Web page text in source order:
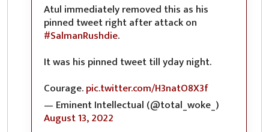
Atul immediately removed this as his
pinned tweet right after attack on
#SalmanRushdie.
It was his pinned tweet till yday night.
Courage.pic.twitter.com/H3natO8X3f
— Eminent Intellectual (@total_woke_)
August 13, 2022